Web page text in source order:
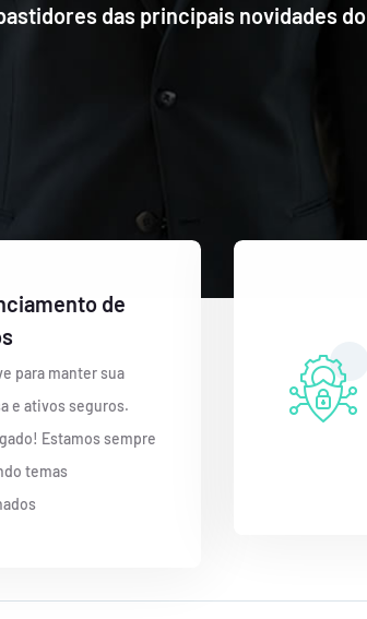
das principais novidades
de
para manter sua
e ativos seguros.
Estamos sempre
temas